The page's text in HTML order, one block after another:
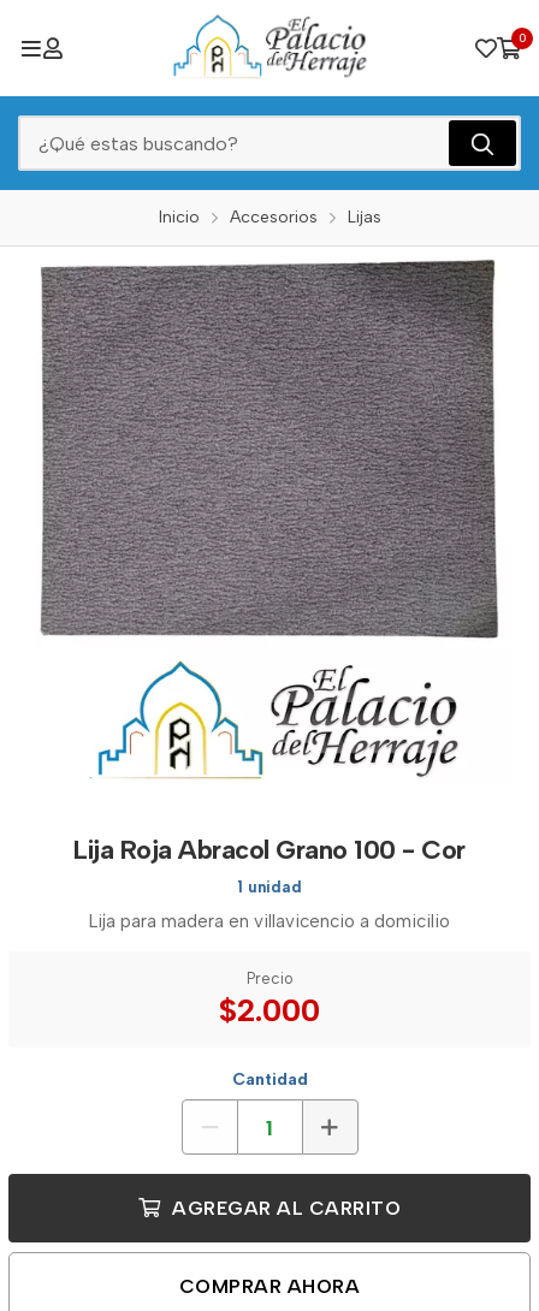
0
Inicio Accesorios Lijas
Lija Roja Abracol Grano 100 - Cor
1 unidad
Lija para madera en villavicencio a domicilio
Precio
$2.000
Cantidad
AGREGAR AL CARRITO
COMPRAR AHORA